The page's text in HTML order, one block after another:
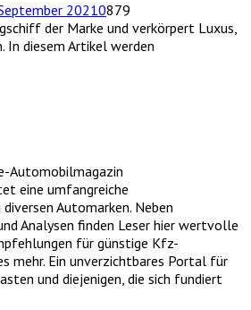
20210879
der Marke und verkörpert Luxus,
In diesem Artikel werden
Automobilmagazin
eine umfangreiche
Automarken. Neben
Analysen finden Leser hier wertvolle
für günstige Kfz-
mehr. Ein unverzichtbares Portal für
und diejenigen, die sich fundiert